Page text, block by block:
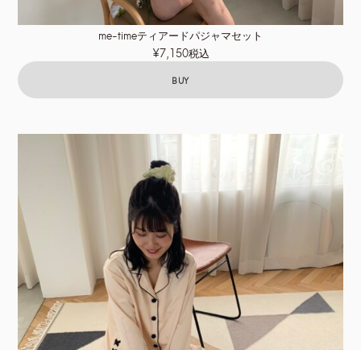
me-timeティアードパジャマセット
¥7,150税込
BUY